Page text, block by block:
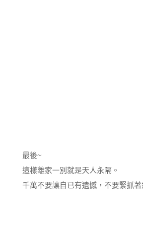
最後~
這樣離家一別就是天人永隔。
千萬不要讓自已有遺憾，不要緊抓